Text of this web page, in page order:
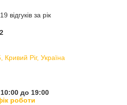
відгуків за рік
Кривий Ріг, Україна
до 19:00
роботи